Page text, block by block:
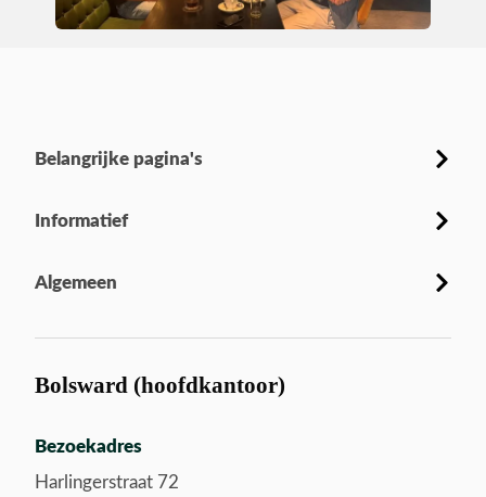
Belangrijke pagina's
Informatief
Algemeen
Bolsward (hoofdkantoor)
Bezoekadres
Harlingerstraat 72